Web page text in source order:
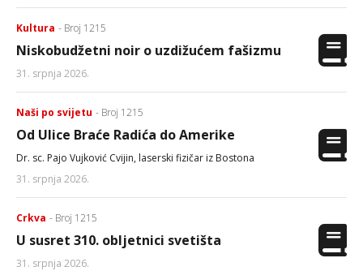
Kultura - Broj 1215
Niskobudžetni noir o uzdižućem fašizmu
31. srpnja 2026.
Naši po svijetu - Broj 1215
Od Ulice Braće Radića do Amerike
Dr. sc. Pajo Vujković Cvijin, laserski fizičar iz Bostona
31. srpnja 2026.
Crkva - Broj 1215
U susret 310. obljetnici svetišta
31. srpnja 2026.